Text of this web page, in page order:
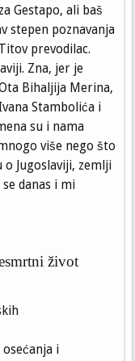
Gestapo, ali baš
stepen poznavanja
prevodilac.
Zna, jer je
Bihaljija Merina,
Stambolića i
su i nama
više nego što
Jugoslaviji, zemlji
danas i mi
život
i